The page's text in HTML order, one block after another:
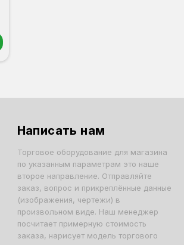
Написать нам
Торговое оборудование для магазина
по указанным параметрам это наше
второе направление. Отправляйте
заказ, вопрос и прикреплённые данные
(изображения, чертежи) в
произвольном виде. Наш менеджер
посчитает примерную стоимость
заказа, нарисует модель торгового